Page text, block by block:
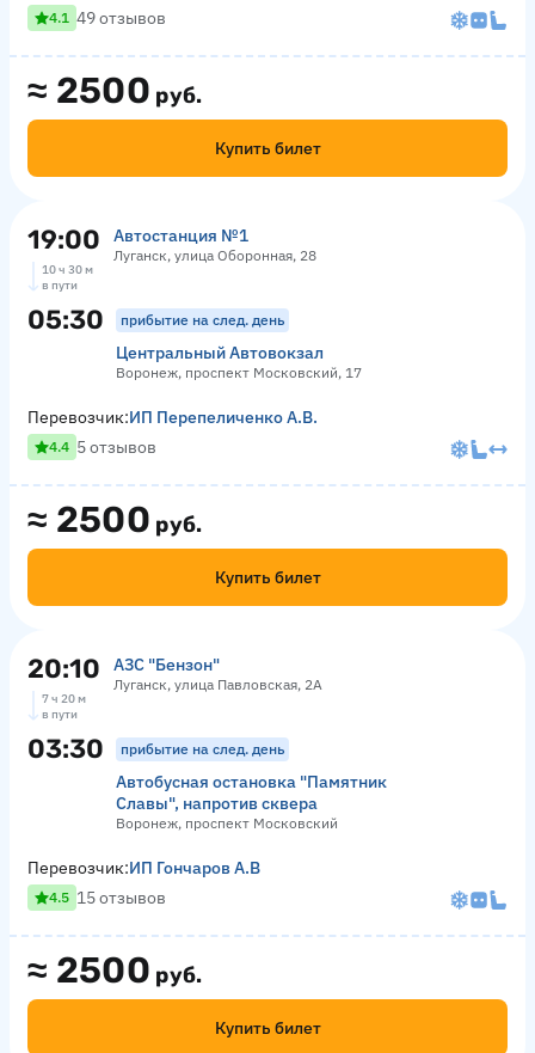
≈ 2500 руб.
Купить билет
4.1 49 отзывов
19:00 Автостанция №1
Луганск, улица Оборонная, 28
10 ч 30 м
в пути
05:30 прибытие на след. день
Центральный Автовокзал
Воронеж, проспект Московский, 17
≈ 2500 руб.
Купить билет
Перевозчик:ИП Перепеличенко А.В.
4.4 5 отзывов
20:10 АЗС "Бензон"
Луганск, улица Павловская, 2А
7 ч 20 м
в пути
03:30 прибытие на след. день
Автобусная остановка "Памятник
Славы", напротив сквера
Воронеж, проспект Московский
≈ 2500 руб.
Купить билет
Перевозчик:ИП Гончаров А.В
4.5 15 отзывов